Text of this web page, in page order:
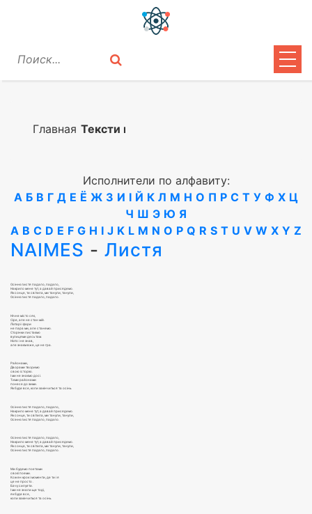
ВОЙТИ
Главная Тексти песен
Исполнители по алфавиту:
А Б В Г Д Е Ё Ж З И І Й К Л М Н О П Р С Т У Ф Х Ц
Ч Ш Э Ю Я
A B C D E F G H I J K L M N O P Q R S T U V W X Y Z
NAIMES - Листя
Осіннє листя падало, падало,
Накрило мене тут, а давай присядемо.
Як сонце, ти світила, ми танули, танули,
Осіннє листя падало, падало.
Нічне місто сяє,
Сіре, але не стан мій.
Ліхтарі і фари
не пара ми, але станемо.
Сторінки листаємо
вулицями десь там.
Ніхто і не знав,
але знаєм вже, це не гра.
Районами,
Дворами творимо
свою історію.
І ми не знаємо досі.
Тими районами
понесе до зими.
Як буде все, коли закінчиться та осінь.
Осіннє листя падало, падало,
Накрило мене тут, а давай присядемо.
Як сонце, ти світила, ми танули, танули,
Осіннє листя падало, падало.
Осіннє листя падало, падало,
Накрило мене тут, а давай присядемо.
Як сонце, ти світила, ми танули, танули,
Осіннє листя падало, падало.
Ми будемо поетами
своєї поеми.
Кожен крок і моменти, де ти і я
це не просто .
Бачу силуети.
І ми не знали ще тоді,
як буде все,
коли закінчиться та осінь.